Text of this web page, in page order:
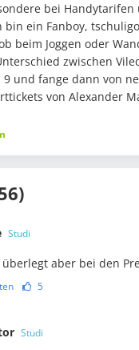
bei
bin ein Fanboy,
beim Joggen oder
zwischen
9 und fange dann von
von Alexander
Studi
überlegt aber bei den
5
Studi